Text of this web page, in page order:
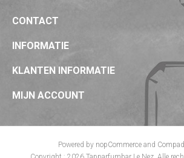
CONTACT
INFORMATIE
KLANTEN INFORMATIE
MIJN ACCOUNT
Powered by nopCommerceand